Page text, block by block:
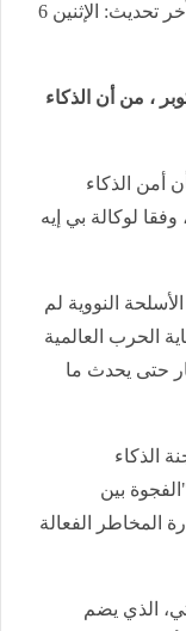
نشر في: الإثنين 6 يوليه 2026 - 7:49 ص | آخر تحديث: الإثنين 6
، من أن الذكاء
أمن الذكاء
لوكالة بي إيه
النووية لم
الحرب العالمية
حتى يحدث ما
الذكاء
بين
المخاطر الفعالة
الذي يضم